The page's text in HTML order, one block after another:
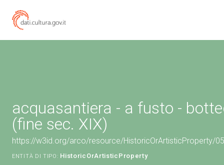
acquasantiera - a fusto -
(fine sec. XIX)
https://w3id.org/arco/resource/HistoricOrArtisticProperty/
ENTITÀ DI TIPO: HistoricOrArtisticProperty